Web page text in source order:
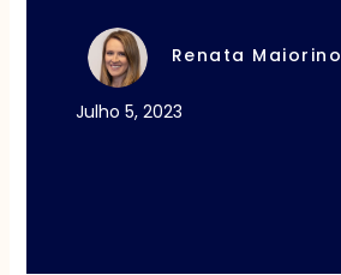
Renata Maiorino
Julho 5, 2023